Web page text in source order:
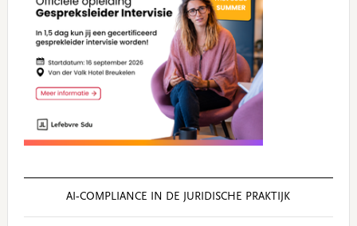
AI‑COMPLIANCE IN DE JURIDISCHE PRAKTIJK